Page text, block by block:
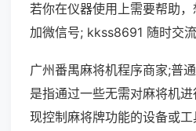
若你在仪器使用上需要帮助
加微信号; kkss8691 随时交流
广州番禺麻将机程序商家;普
是指通过一些无需对麻将机
现控制麻将牌功能的设备或工